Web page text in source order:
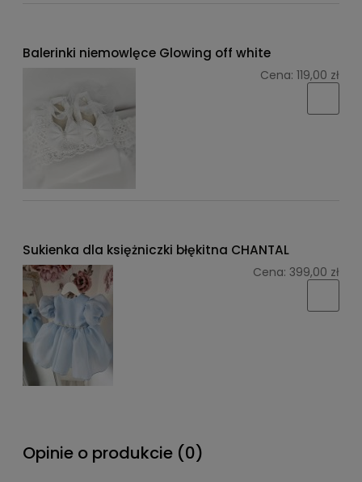
Balerinki niemowlęce Glowing off white
Cena: 119,00 zł
Sukienka dla księżniczki błękitna CHANTAL
Cena: 399,00 zł
Opinie o produkcie (0)